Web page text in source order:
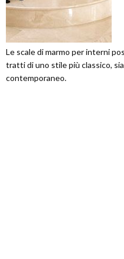
Le scale di marmo per interni
tratti di uno stile più classico,
contemporaneo.